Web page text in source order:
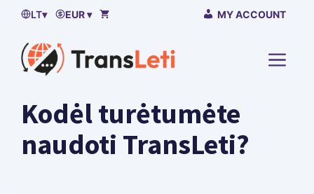
Praleisti
turinį
LT▾ EUR ▾ MY ACCOUNT
Kodėl turėtumėte
naudoti TransLeti?